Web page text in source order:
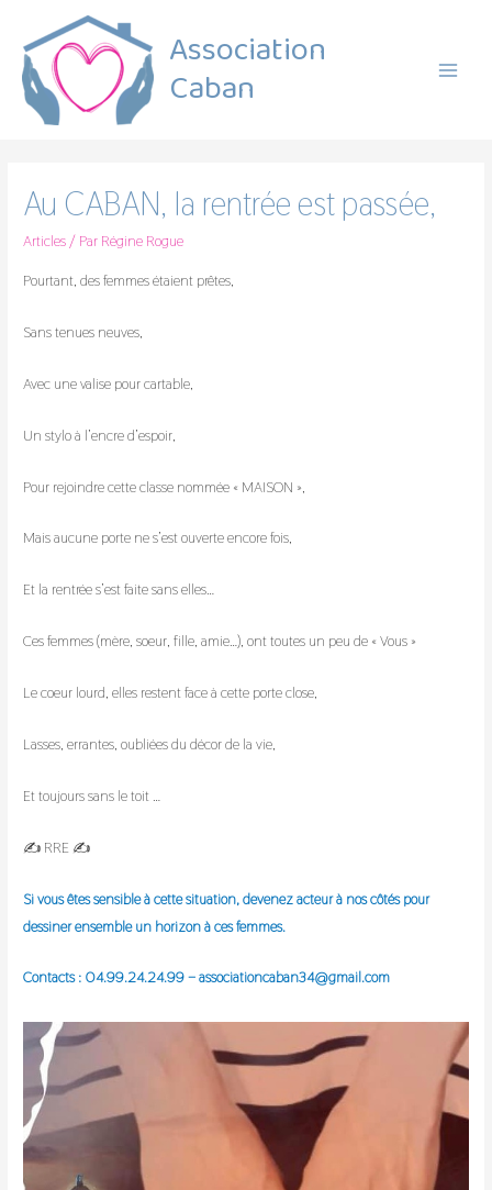
Association
Caban
Au CABAN, la rentrée est passée,
Articles / Par Régine Rogue
Pourtant, des femmes étaient prêtes,
Sans tenues neuves,
Avec une valise pour cartable,
Un stylo à l’encre d’espoir,
Pour rejoindre cette classe nommée « MAISON »,
Mais aucune porte ne s’est ouverte encore fois,
Et la rentrée s’est faite sans elles…
Ces femmes (mère, soeur, fille, amie…), ont toutes un peu de « Vous »
Le coeur lourd, elles restent face à cette porte close,
Lasses, errantes, oubliées du décor de la vie,
Et toujours sans le toit …
✍️ RRE ✍️
Si vous êtes sensible à cette situation, devenez acteur à nos côtés pour
dessiner ensemble un horizon à ces femmes.
Contacts : 04.99.24.24.99 – associationcaban34@gmail.com